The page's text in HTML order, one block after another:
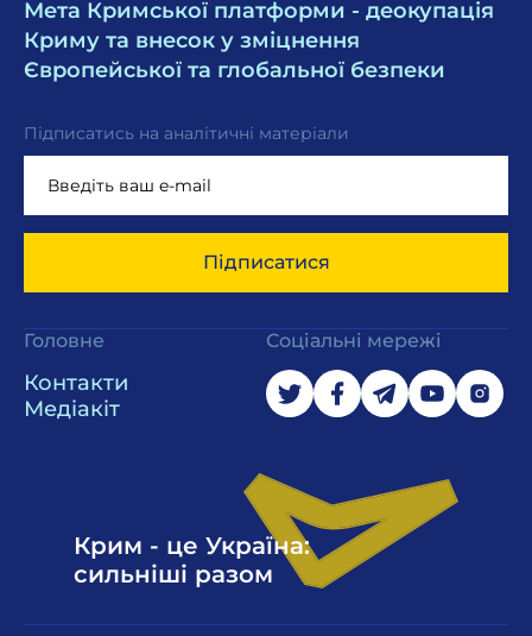
Мета Кримської платформи - деокупація
Криму та внесок у зміцнення
Європейської та глобальної безпеки
Підписатись на аналітичні матеріали
Підписатися
Головне
Контакти
Медіакіт
Соціальні мережі
Крим - це Україна:
сильніші разом